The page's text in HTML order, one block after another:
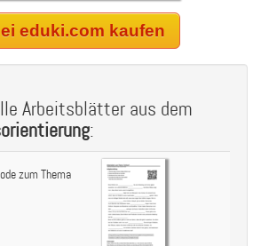
eduki.com kaufen
Arbeitsblätter aus dem
:
zum Thema